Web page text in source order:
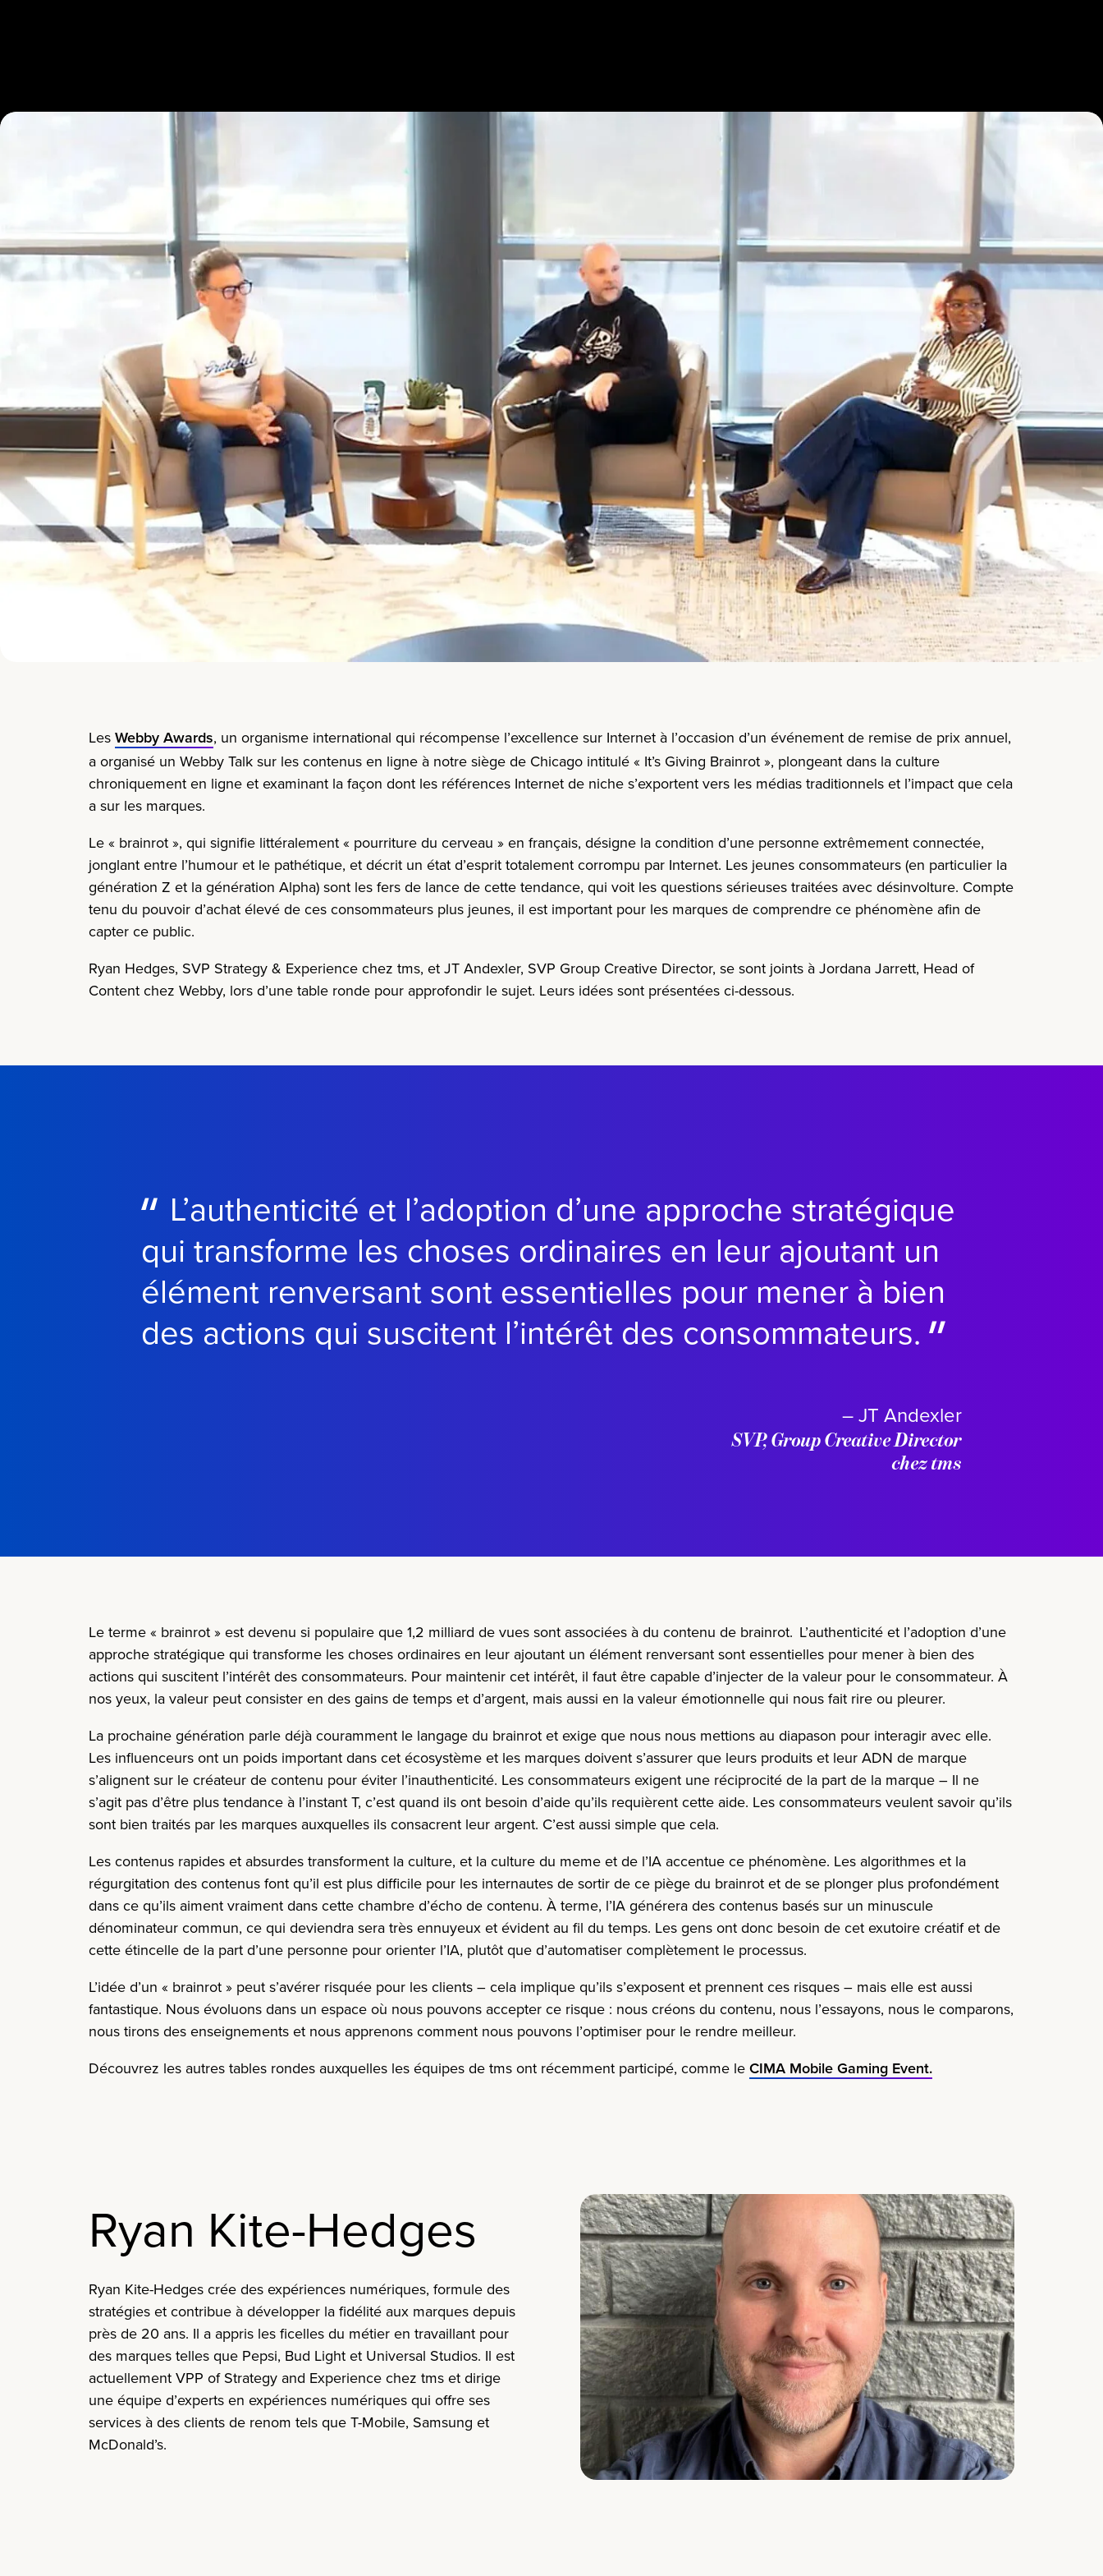
Les Webby Awards, un organisme international qui récompense l’excellence sur Internet à l’occasion d’un événement de remise de prix annuel,
a organisé un Webby Talk sur les contenus en ligne à notre siège de Chicago intitulé « It’s Giving Brainrot », plongeant dans la culture
chroniquement en ligne et examinant la façon dont les références Internet de niche s’exportent vers les médias traditionnels et l’impact que cela
a sur les marques.
Le « brainrot », qui signifie littéralement « pourriture du cerveau » en français, désigne la condition d’une personne extrêmement connectée,
jonglant entre l’humour et le pathétique, et décrit un état d’esprit totalement corrompu par Internet. Les jeunes consommateurs (en particulier la
génération Z et la génération Alpha) sont les fers de lance de cette tendance, qui voit les questions sérieuses traitées avec désinvolture. Compte
tenu du pouvoir d’achat élevé de ces consommateurs plus jeunes, il est important pour les marques de comprendre ce phénomène afin de
capter ce public.
Ryan Hedges, SVP Strategy & Experience chez tms, et JT Andexler, SVP Group Creative Director, se sont joints à Jordana Jarrett, Head of
Content chez Webby, lors d’une table ronde pour approfondir le sujet. Leurs idées sont présentées ci-dessous.
L’authenticité et l’adoption d’une approche stratégique
qui transforme les choses ordinaires en leur ajoutant un
élément renversant sont essentielles pour mener à bien
des actions qui suscitent l’intérêt des consommateurs.
– JT Andexler
SVP, Group Creative Director
chez tms
Le terme « brainrot » est devenu si populaire que 1,2 milliard de vues sont associées à du contenu de brainrot. L’authenticité et l’adoption d’une
approche stratégique qui transforme les choses ordinaires en leur ajoutant un élément renversant sont essentielles pour mener à bien des
actions qui suscitent l’intérêt des consommateurs. Pour maintenir cet intérêt, il faut être capable d’injecter de la valeur pour le consommateur. À
nos yeux, la valeur peut consister en des gains de temps et d’argent, mais aussi en la valeur émotionnelle qui nous fait rire ou pleurer.
La prochaine génération parle déjà couramment le langage du brainrot et exige que nous nous mettions au diapason pour interagir avec elle.
Les influenceurs ont un poids important dans cet écosystème et les marques doivent s’assurer que leurs produits et leur ADN de marque
s’alignent sur le créateur de contenu pour éviter l’inauthenticité. Les consommateurs exigent une réciprocité de la part de la marque – Il ne
s’agit pas d’être plus tendance à l’instant T, c’est quand ils ont besoin d’aide qu’ils requièrent cette aide. Les consommateurs veulent savoir qu’ils
sont bien traités par les marques auxquelles ils consacrent leur argent. C’est aussi simple que cela.
Les contenus rapides et absurdes transforment la culture, et la culture du meme et de l’IA accentue ce phénomène. Les algorithmes et la
régurgitation des contenus font qu’il est plus difficile pour les internautes de sortir de ce piège du brainrot et de se plonger plus profondément
dans ce qu’ils aiment vraiment dans cette chambre d’écho de contenu. À terme, l’IA générera des contenus basés sur un minuscule
dénominateur commun, ce qui deviendra sera très ennuyeux et évident au fil du temps. Les gens ont donc besoin de cet exutoire créatif et de
cette étincelle de la part d’une personne pour orienter l’IA, plutôt que d’automatiser complètement le processus.
L’idée d’un « brainrot » peut s’avérer risquée pour les clients – cela implique qu’ils s’exposent et prennent ces risques – mais elle est aussi
fantastique. Nous évoluons dans un espace où nous pouvons accepter ce risque : nous créons du contenu, nous l’essayons, nous le comparons,
nous tirons des enseignements et nous apprenons comment nous pouvons l’optimiser pour le rendre meilleur.
Découvrez les autres tables rondes auxquelles les équipes de tms ont récemment participé, comme le CIMA Mobile Gaming Event.
Ryan Kite-Hedges
Ryan Kite-Hedges crée des expériences numériques, formule des
stratégies et contribue à développer la fidélité aux marques depuis
près de 20 ans. Il a appris les ficelles du métier en travaillant pour
des marques telles que Pepsi, Bud Light et Universal Studios. Il est
actuellement VPP of Strategy and Experience chez tms et dirige
une équipe d’experts en expériences numériques qui offre ses
services à des clients de renom tels que T-Mobile, Samsung et
McDonald’s.